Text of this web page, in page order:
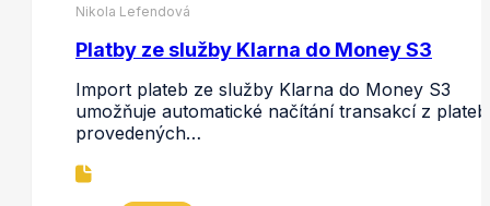
Nikola Lefendová
Platby ze služby Klarna do Money S3
Import plateb ze služby Klarna do Money S3
umožňuje automatické načítání transakcí z plateb
provedených…